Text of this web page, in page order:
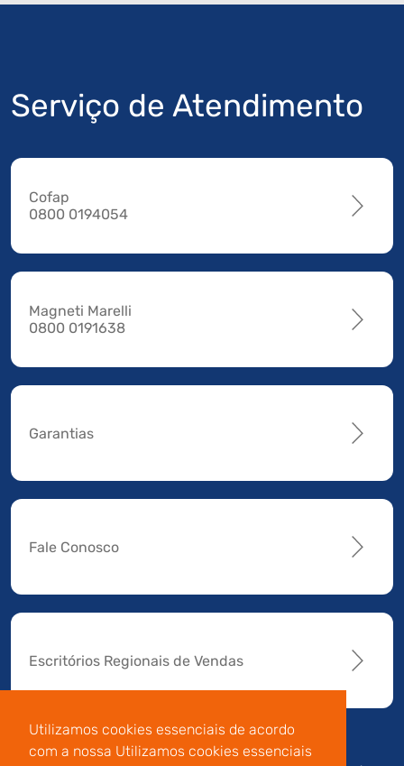
Utilizamos cookies essenciais de acordo
com a nossa Utilizamos cookies essenciais
Serviço de Atendimento
Cofap
0800 0194054
Magneti Marelli
0800 0191638
Garantias
Fale Conosco
Escritórios Regionais de Vendas